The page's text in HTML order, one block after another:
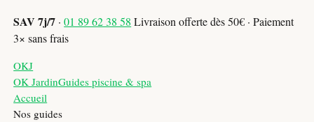
SAV 7j/7 ·01 89 62 38 58 Livraison offerte dès 50€ · Paiement
3× sans frais
OKJ
OK JardinGuides piscine & spa
Accueil
Nos guides